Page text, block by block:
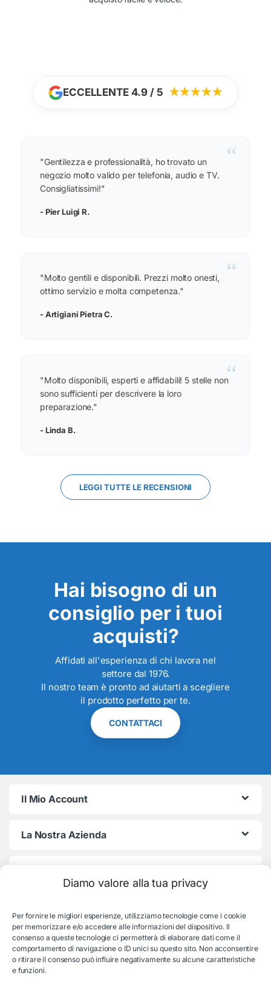
Diamo valore alla tua privacy
Per fornire le migliori esperienze, utilizziamo tecnologie come i cookie
per memorizzare e/o accedere alle informazioni del dispositivo. Il
consenso a queste tecnologie ci permetterà di elaborare dati come il
comportamento di navigazione o ID unici su questo sito. Non acconsentire
o ritirare il consenso può influire negativamente su alcune caratteristiche
e funzioni.
ECCELLENTE 4.9 / 5 ★★★★★
“
"Gentilezza e professionalità, ho trovato un
negozio molto valido per telefonia, audio e TV.
Consigliatissimi!"
- Pier Luigi R.
“
"Molto gentili e disponibili. Prezzi molto onesti,
ottimo servizio e molta competenza."
- Artigiani Pietra C.
“
"Molto disponibili, esperti e affidabili! 5 stelle non
sono sufficienti per descrivere la loro
preparazione."
- Linda B.
LEGGI TUTTE LE RECENSIONI
Hai bisogno di un
consiglio per i tuoi
acquisti?
Affidati all'esperienza di chi lavora nel
settore dal 1976.
Il nostro team è pronto ad aiutarti a scegliere
il prodotto perfetto per te.
CONTATTACI
Il Mio Account
La Nostra Azienda